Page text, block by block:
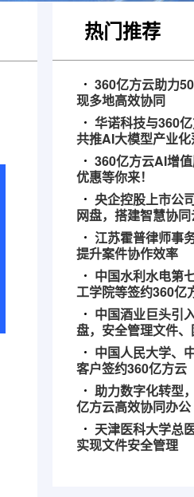
热门推荐
360亿方云助力
现多地高效协同
华诺科技与360亿
共推AI大模型产业
360亿方云AI增
优惠等你来！
央企控股上市公
网盘，搭建智慧协
江苏霍普律师事
提升案件协作效率
中国水利水电第
工学院等签约360亿
中国酒业巨头引
盘，安全管理文件
中国人民大学、
客户签约360亿方云
助力数字化转型
亿方云高效协同办公
天津医科大学总
实现文件安全管理